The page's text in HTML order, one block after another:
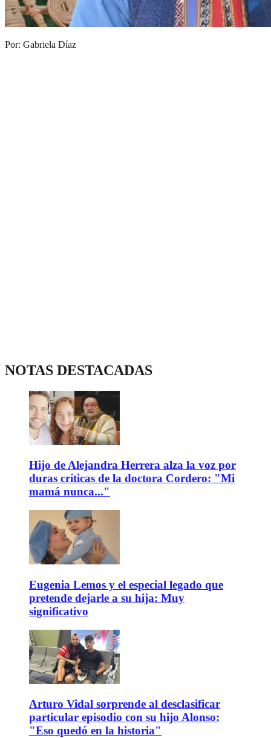
Por: Gabriela Díaz
NOTAS DESTACADAS
Hijo de Alejandra Herrera alza la voz por
duras críticas de la doctora Cordero: "Mi
mamá nunca..."
Eugenia Lemos y el especial legado que
pretende dejarle a su hija: Muy
significativo
Arturo Vidal sorprende al desclasificar
particular episodio con su hijo Alonso:
"Eso quedó en la historia"